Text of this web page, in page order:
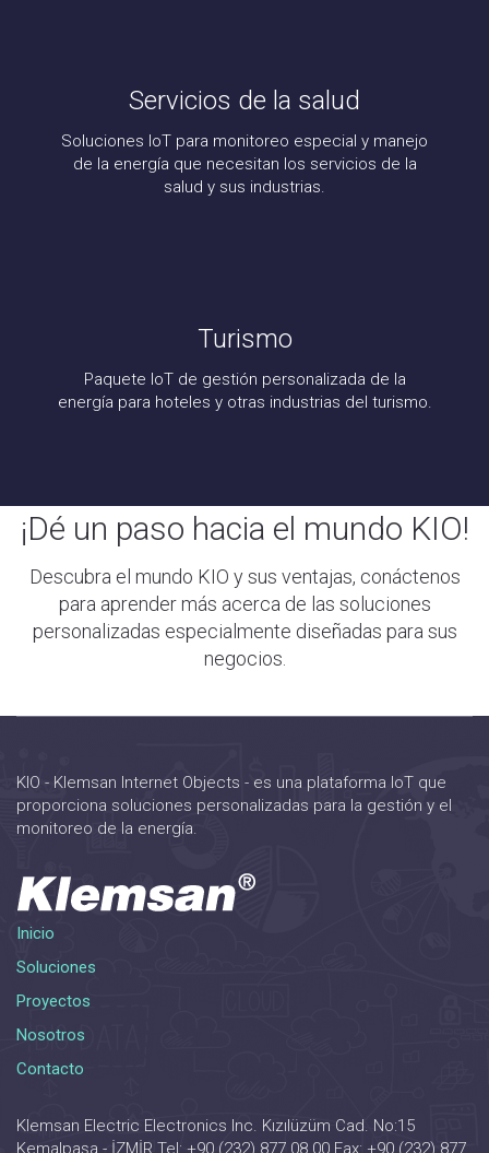
Servicios de la salud
Soluciones IoT para monitoreo especial y manejo
de la energía que necesitan los servicios de la
salud y sus industrias.
Turismo
Paquete IoT de gestión personalizada de la
energía para hoteles y otras industrias del turismo.
¡Dé un paso hacia el mundo KIO!
Descubra el mundo KIO y sus ventajas, conáctenos
para aprender más acerca de las soluciones
personalizadas especialmente diseñadas para sus
negocios.
KIO - Klemsan Internet Objects - es una plataforma IoT que
proporciona soluciones personalizadas para la gestión y el
monitoreo de la energía.
Inicio
Soluciones
Proyectos
Nosotros
Contacto
Klemsan Electric Electronics Inc. Kızılüzüm Cad. No:15
Kemalpaşa - İZMİR Tel: +90 (232) 877 08 00 Fax: +90 (232) 877